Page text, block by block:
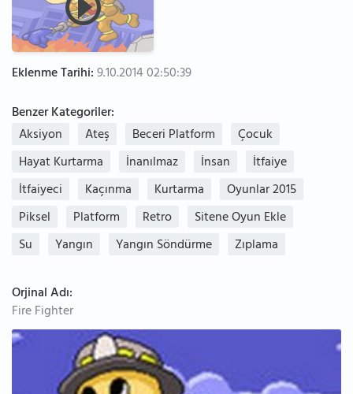
Eklenme Tarihi:9.10.2014 02:50:39
Benzer Kategoriler:
Aksiyon
Ateş Beceri Platform
Çocuk
Hayat Kurtarma
İnanılmaz İnsan
İtfaiye
İtfaiyeci
Kaçınma Kurtarma
Oyunlar 2015
Piksel
Platform Retro
Sitene Oyun Ekle
Su
Yangın Yangın Söndürme Zıplama
Orjinal Adı:
Fire Fighter